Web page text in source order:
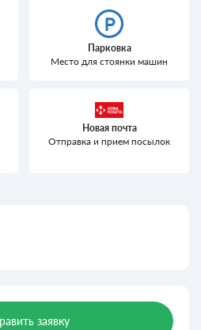
Парковка
Место для стоянки машин
Новая почта
Отправка и прием посылок
заявку